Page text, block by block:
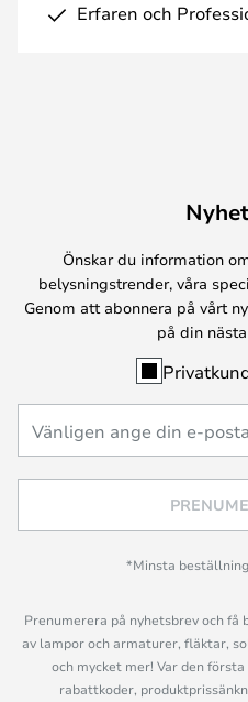
Erfaren och
Önskar du information
belysningstrender, våra
Genom att abonnera på vårt
på din
*Minsta
Prenumerera på nyhetsbrev och
av lampor och armaturer, fläktar,
och mycket mer! Var den
rabattkoder,